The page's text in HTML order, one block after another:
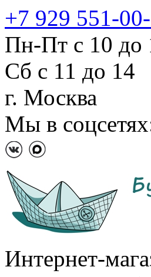
+7 929 551-
Пн-Пт с 10 до
Сб с 11 до 14
г. Москва
Мы в
Интернет-